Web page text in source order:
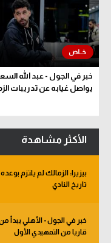
خبر في الجول - عبد الله
يواصل غيابه عن تدريبات
الأكثر مشاهدة
بيزيرا: الزمالك لم يلتزم
تاريخ النادي
قاريا من التمهيدي الأول